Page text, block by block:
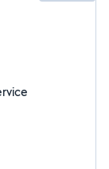
service